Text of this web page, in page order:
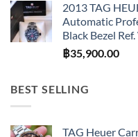
2013 TAG
Automatic
Black Bezel
฿35,900.00
BEST SELLING
TAG Heuer